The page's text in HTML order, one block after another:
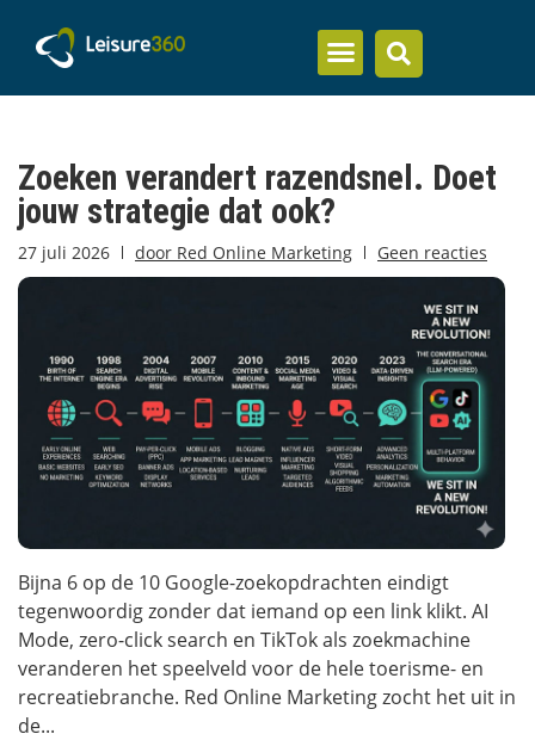
Zoeken verandert razendsnel. Doet
jouw strategie dat ook?
27 juli 2026 door Red Online Marketing Geen reacties
Bijna 6 op de 10 Google-zoekopdrachten eindigt
tegenwoordig zonder dat iemand op een link klikt. AI
Mode, zero-click search en TikTok als zoekmachine
veranderen het speelveld voor de hele toerisme- en
recreatiebranche. Red Online Marketing zocht het uit in
de...